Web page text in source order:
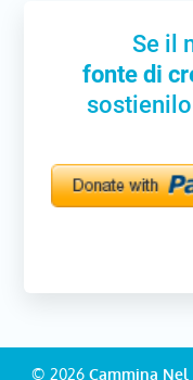
Se il
fonte di
© 2026 Cammina Nel